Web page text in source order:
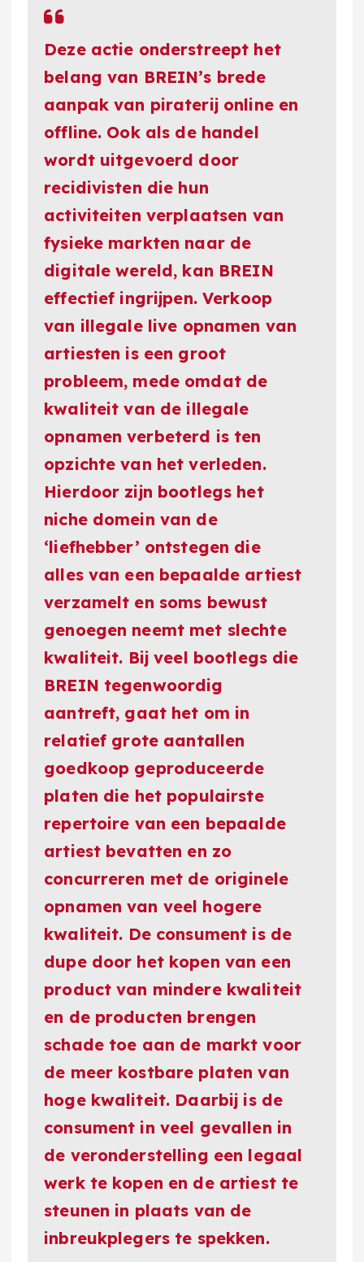
Deze actie onderstreept het
belang van BREIN’s brede
aanpak van piraterij online en
offline. Ook als de handel
wordt uitgevoerd door
recidivisten die hun
activiteiten verplaatsen van
fysieke markten naar de
digitale wereld, kan BREIN
effectief ingrijpen. Verkoop
van illegale live opnamen van
artiesten is een groot
probleem, mede omdat de
kwaliteit van de illegale
opnamen verbeterd is ten
opzichte van het verleden.
Hierdoor zijn bootlegs het
niche domein van de
‘liefhebber’ ontstegen die
alles van een bepaalde artiest
verzamelt en soms bewust
genoegen neemt met slechte
kwaliteit. Bij veel bootlegs die
BREIN tegenwoordig
aantreft, gaat het om in
relatief grote aantallen
goedkoop geproduceerde
platen die het populairste
repertoire van een bepaalde
artiest bevatten en zo
concurreren met de originele
opnamen van veel hogere
kwaliteit. De consument is de
dupe door het kopen van een
product van mindere kwaliteit
en de producten brengen
schade toe aan de markt voor
de meer kostbare platen van
hoge kwaliteit. Daarbij is de
consument in veel gevallen in
de veronderstelling een legaal
werk te kopen en de artiest te
steunen in plaats van de
inbreukplegers te spekken.